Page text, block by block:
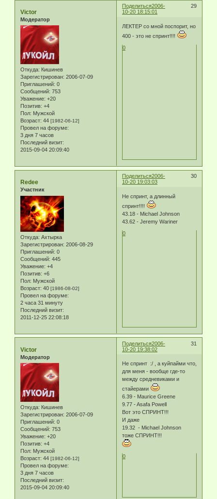
Поделиться 29
2006-
10-20 18:15:01
Victor
Модератор
Откуда: Кишинев
Зарегистрирован: 2006-07-09
Приглашений: 0
Сообщений: 753
Уважение: +20
Позитив: +4
Пол: Мужской
Возраст: 44 [1982-06-12]
Провел на форуме:
3 дня 7 часов
Последний визит:
2015-09-04 20:09:40
ЛЕКТЕР со мной поспорит, но
400 - это не спринт!!!!
0
Поделиться 30
2006-
10-20 19:03:03
Redee
Участник
Откуда: Ахтырка
Зарегистрирован: 2006-08-29
Приглашений: 0
Сообщений: 445
Уважение: +4
Позитив: +6
Пол: Мужской
Возраст: 40 [1986-08-02]
Провел на форуме:
2 часа 31 минуту
Последний визит:
2011-12-25 22:08:18
Не спринт, а длинный
спринт!!!!
43.18 - Michael Johnson
43.62 - Jeremy Wariner
0
Поделиться 31
2006-
10-20 19:38:02
Victor
Модератор
Откуда: Кишинев
Зарегистрирован: 2006-07-09
Приглашений: 0
Сообщений: 753
Уважение: +20
Позитив: +4
Пол: Мужской
Возраст: 44 [1982-06-12]
Провел на форуме:
3 дня 7 часов
Последний визит:
2015-09-04 20:09:40
Не спринт :/ , а куйпайми что,
для меня - вообще где-то
между средневиками и
стайерами
6.39 - Maurice Greene
9.77 - Asafa Powell
Вот это СПРИНТ!!!
И даже
19.32 - Michael Johnson
тоже СПРИНТ!!!
0